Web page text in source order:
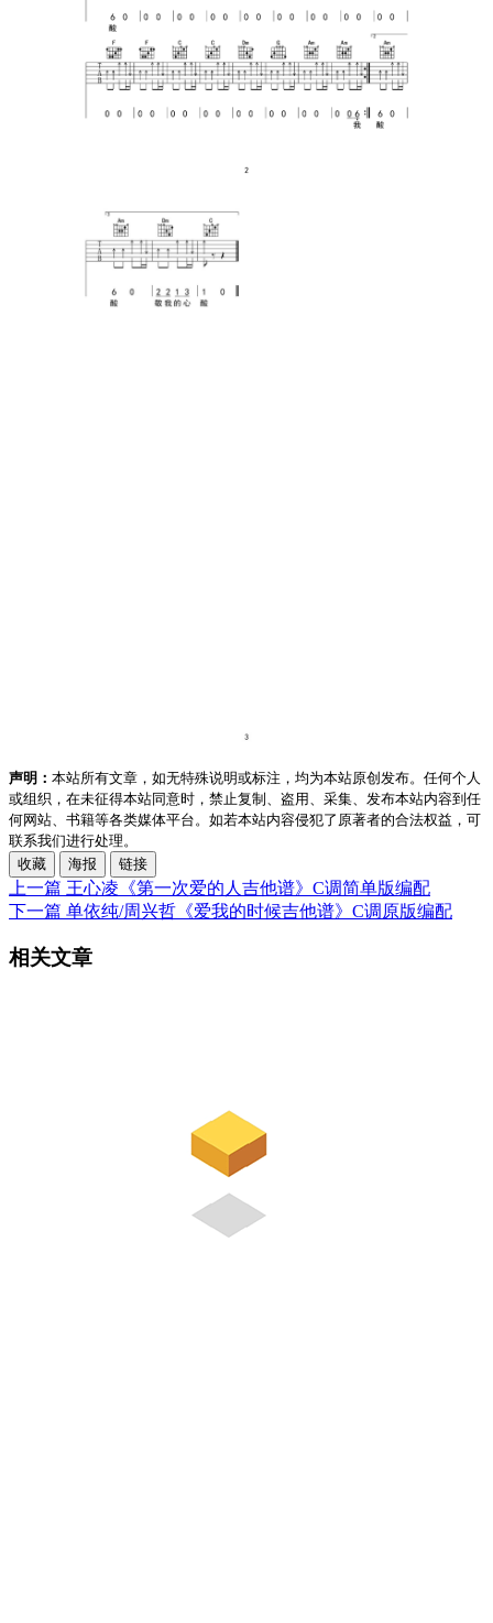
声明： 本站所有文章，如无特殊说明或标注，均为本站原创发布。任何个人
或组织，在未征得本站同意时，禁止复制、盗用、采集、发布本站内容到任
何网站、书籍等各类媒体平台。如若本站内容侵犯了原著者的合法权益，可
联系我们进行处理。
收藏
海报 链接
上一篇 王心凌《第一次爱的人吉他谱》C调简单版编配
下一篇 单依纯/周兴哲《爱我的时候吉他谱》C调原版编配
相关文章